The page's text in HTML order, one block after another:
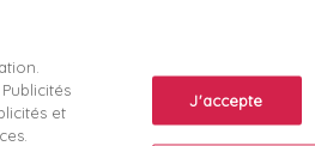
Connexion
Créez votre compte
et
J'accepte